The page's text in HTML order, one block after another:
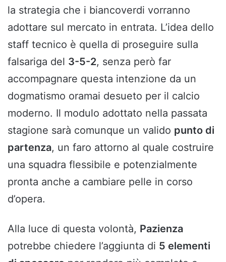
la strategia che i biancoverdi vorranno
adottare sul mercato in entrata. L’idea dello
staff tecnico è quella di proseguire sulla
falsariga del 3-5-2, senza però far
accompagnare questa intenzione da un
dogmatismo oramai desueto per il calcio
moderno. Il modulo adottato nella passata
stagione sarà comunque un valido punto di
partenza, un faro attorno al quale costruire
una squadra flessibile e potenzialmente
pronta anche a cambiare pelle in corso
d’opera.
Alla luce di questa volontà, Pazienza
potrebbe chiedere l’aggiunta di 5 elementi